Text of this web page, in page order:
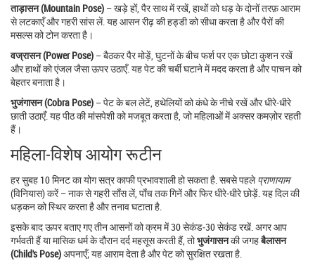
ताड़ासन (Mountain Pose) – खड़े हों, पैर साथ में रखें, हाथों को धड़ के दोनों तरफ़ आराम
से लटकाएँ और गहरी सांस लें. यह आसन रीढ़ की हड्डी को सीधा करता है और पैरों की
मसल्स को टोन करता है।
वज्रासन (Power Pose) – बैठकर पैर मोड़ें, घुटनों के बीच फर्श पर एक छोटा कुशन रखें
और हाथों को एंजल जैसा ऊपर उठाएँ. यह पेट की चर्बी घटाने में मदद करता है और पाचन को
बेहतर बनाता है।
भुजंगासन (Cobra Pose) – पेट के बल लेटें, हथेलियों को कंधे के नीचे रखें और धीरे‑धीरे
छाती उठाएँ. यह पीठ की मांसपेशी को मजबूत करता है, जो महिलाओं में अक्सर कमज़ोर रहती
हैं।
महिला‑विशेष आयोग रूटीन
हर सुबह 10 मिनट का योग सत्र काफी प्रभावशाली हो सकता है. सबसे पहलेप्राणायाम
(विनियास) करें – नाक से गहरी साँस लें, पाँच तक गिनें और फिर धीरे‑धीरे छोड़ें. यह दिल की
धड़कन को स्थिर करता है और तनाव घटाता है.
इसके बाद ऊपर बताए गए तीन आसनों को क्रम में 30 सेकंड‑30 सेकंड रखें. अगर आप
गर्भवती हैं या मासिक धर्म के दौरान दर्द महसूस करती हैं, तोभुजंगासनकी जगहबैलासन
(Child's Pose)अपनाएँ; यह आराम देता है और पेट को सुरक्षित रखता है.